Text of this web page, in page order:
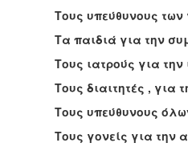
Τους υπεύθυνους
Τα παιδιά για την
Τους ιατρούς για
Τους διαιτητές , για
Τους υπεύθυνους
Τους γονείς για την